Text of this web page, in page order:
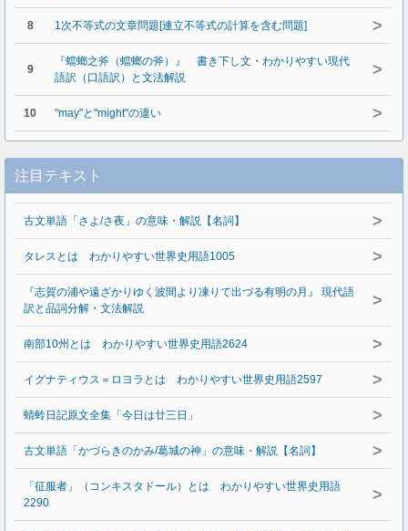
8 1次不等式の文章問題[連立不等式の計算を含む問題] >
9
『蟷螂之斧（蟷螂の斧）』 書き下し文・わかりやすい現代
語訳（口語訳）と文法解説
>
10 "may"と"might"の違い >
注目テキスト
古文単語「さよ/さ夜」の意味・解説【名詞】 >
タレスとは わかりやすい世界史用語1005 >
『志賀の浦や遠ざかりゆく波間より凍りて出づる有明の月』 現代語
訳と品詞分解・文法解説
>
南部10州とは わかりやすい世界史用語2624 >
イグナティウス＝ロヨラとは わかりやすい世界史用語2597 >
蜻蛉日記原文全集「今日は廿三日」 >
古文単語「かづらきのかみ/葛城の神」の意味・解説【名詞】 >
「征服者」（コンキスタドール）とは わかりやすい世界史用語
2290
>